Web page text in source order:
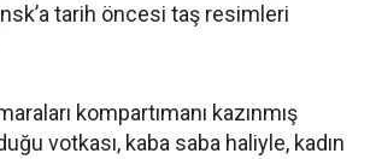
tarih öncesi taş resimleri
kompartımanı kazınmış
votkası, kaba saba haliyle, kadın